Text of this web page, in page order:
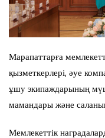
Марапаттарға
қызметкерлері, әуе
ұшу экипаждарының
мамандары және
Мемлекеттік